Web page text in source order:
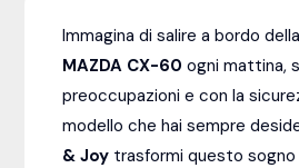
Immagina di salire a bordo
MAZDA CX-60 ogni mattina,
preoccupazioni e con la
modello che hai sempre
& Joy trasformi questo sogno